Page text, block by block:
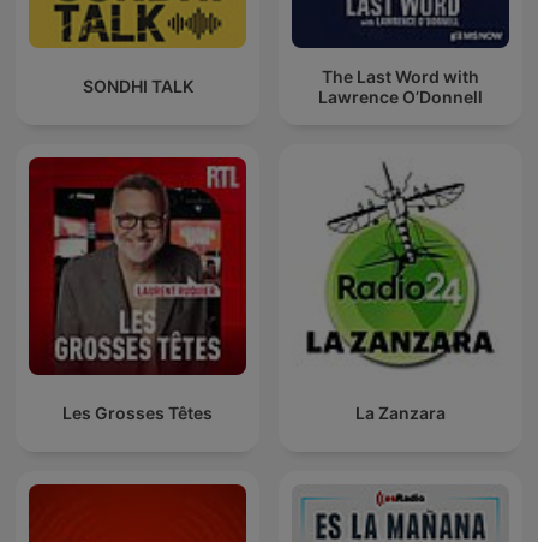
SONDHI TALK
The Last Word with
Lawrence O’Donnell
Les Grosses Têtes La Zanzara